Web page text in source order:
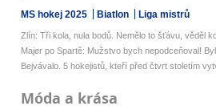
MS hokej 2025 Biatlon Liga mistrů
Zlín: Tři kola, nula bodů. Nemělo to šťávu, věděl
Majer po Spartě: Mužstvo bych nepodceňoval!
Bejvávalo. 5 hokejistů, kteří před čtvrt stoletím
Móda a krása